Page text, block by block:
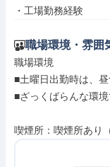
・工場勤務経験
職場環境・雰囲
職場環境
■土曜日出勤時は、
■ざっくばらんな環
喫煙所：喫煙所あり